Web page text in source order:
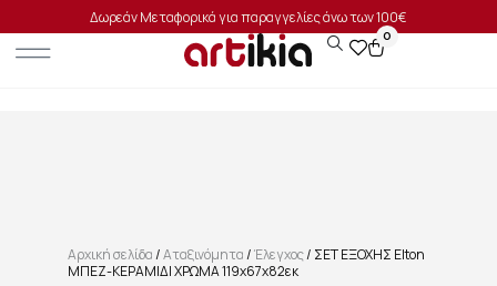
Δωρεάν Μεταφορικά για παραγγελίες άνω των 100€
0
Αρχική σελίδα/Αταξινόμητα/Έλεγχος/ ΣΕΤ ΕΞΟΧΗΣ Elton
ΜΠΕΖ-ΚΕΡΑΜΙΔΙ ΧΡΩΜΑ 119x67x82εκ